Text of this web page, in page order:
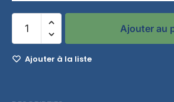
Ajouter au
Ajouter à la liste